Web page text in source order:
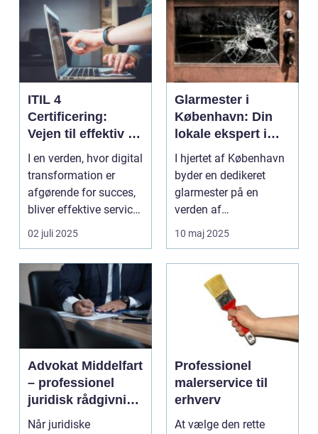
ITIL 4
Certificering:
Vejen til effektiv IT-
service
management
I en verden, hvor digital
transformation er
afgørende for succes,
bliver effektive service
ma...
02 juli 2025
Glarmester i
København: Din
lokale ekspert i
glasløsninger
I hjertet af København
byder en dedikeret
glarmester på en
verden af
glasløsning...
10 maj 2025
Advokat Middelfart
– professionel
juridisk rådgivning
tæt på dig
Når juridiske
Professionel
malerservice til
erhverv
At vælge den rette